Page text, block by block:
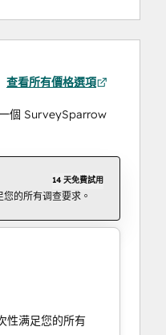
查看所有價格選項
個 SurveySparrow
14 天免費試用
的所有调查要求。
性满足您的所有